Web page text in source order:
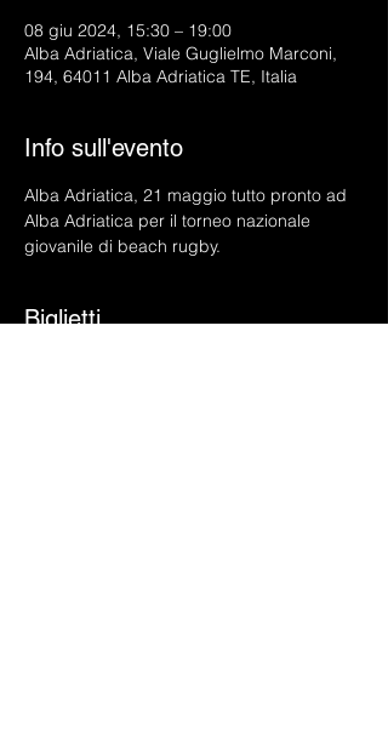
08 giu 2024, 15:30 – 19:00
Alba Adriatica, Viale Guglielmo Marconi,
194, 64011 Alba Adriatica TE, Italia
Info sull'evento
Alba Adriatica, 21 maggio tutto pronto ad
Alba Adriatica per il torneo nazionale
giovanile di beach rugby.
Biglietti